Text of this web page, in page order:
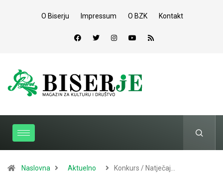
O Biserju Impressum O BZK Kontakt
Naslovna Aktuelno Konkurs / Natječaj…